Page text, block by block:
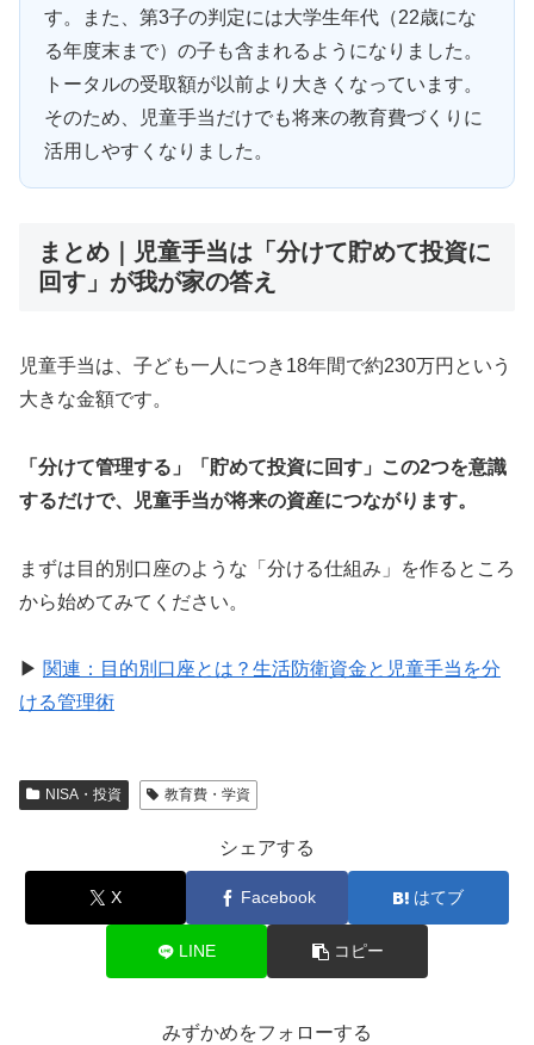
す。また、第3子の判定には大学生年代（22歳にな
る年度末まで）の子も含まれるようになりました。
トータルの受取額が以前より大きくなっています。
そのため、児童手当だけでも将来の教育費づくりに
活用しやすくなりました。
まとめ｜児童手当は「分けて貯めて投資に
回す」が我が家の答え
児童手当は、子ども一人につき18年間で約230万円という
大きな金額です。
「分けて管理する」「貯めて投資に回す」この2つを意識
するだけで、児童手当が将来の資産につながります。
まずは目的別口座のような「分ける仕組み」を作るところ
から始めてみてください。
▶ 関連：目的別口座とは？生活防衛資金と児童手当を分
ける管理術
NISA・投資 教育費・学資
シェアする
X Facebook はてブ
LINE コピー
みずかめをフォローする